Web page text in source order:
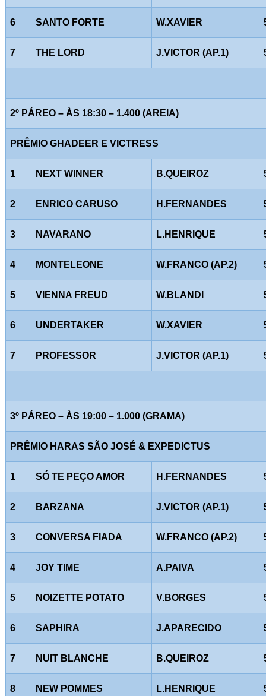
6 SANTO FORTE W.XAVIER
7 THE LORD J.VICTOR (AP.1)
2º PÁREO – ÀS 18:30 – 1.400 (AREIA)
PRÊMIO GHADEER E VICTRESS
1 NEXT WINNER B.QUEIROZ
2 ENRICO CARUSO H.FERNANDES
3 NAVARANO L.HENRIQUE
4 MONTELEONE W.FRANCO (AP.2)
5 VIENNA FREUD W.BLANDI
6 UNDERTAKER W.XAVIER
7 PROFESSOR J.VICTOR (AP.1)
3º PÁREO – ÀS 19:00 – 1.000 (GRAMA)
PRÊMIO HARAS SÃO JOSÉ & EXPEDICTUS
1 SÓ TE PEÇO AMOR H.FERNANDES
2 BARZANA J.VICTOR (AP.1)
3 CONVERSA FIADA W.FRANCO (AP.2)
4 JOY TIME A.PAIVA
5 NOIZETTE POTATO V.BORGES
6 SAPHIRA J.APARECIDO
7 NUIT BLANCHE B.QUEIROZ
8 NEW POMMES L.HENRIQUE